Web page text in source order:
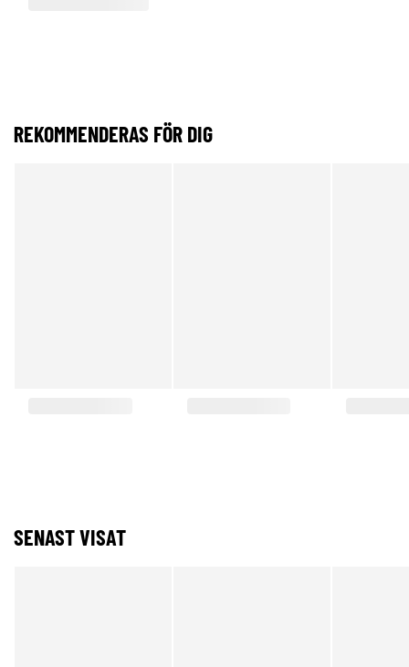
REKOMMENDERAS FÖR DIG
SENAST VISAT